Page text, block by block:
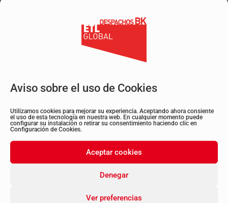
Aviso sobre el uso de Cookies
Utilizamos cookies para mejorar su experiencia. Aceptando ahora consiente
el uso de esta tecnología en nuestra web. En cualquier momento puede
configurar su instalación o retirar su consentimiento haciendo clic en
Configuración de Cookies.
Aceptar cookies
Denegar
Ver preferencias
Suscríbete a la Newsletter
Suscribirse